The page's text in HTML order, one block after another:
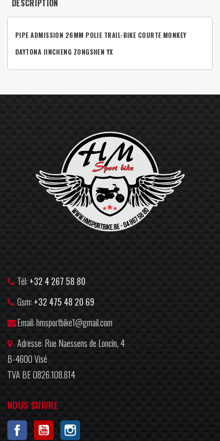
DESCRIPTION
PIPE ADMISSION 26MM POLIE TRAIL-BIKE COURTE MONKEY
DAYTONA JINCHENG ZONGSHEN YX
Tél:+32 4 267 58 80
Gsm: +32 475 48 20 69
Email: hmsportbike1@gmail.com
Adresse: Rue Naessens de Loncin, 4
B-4600 Visé
TVA BE 0826.108.814
NOUS SUIVRE
Facebook
YouTube